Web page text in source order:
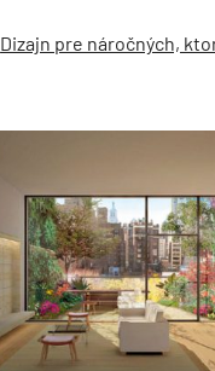
Dizajn pre náročných,